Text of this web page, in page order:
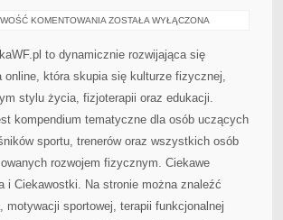
KOMENTOWANIA HISTORIA
ZOSTAŁA WYŁĄCZONA
to dynamicznie rozwijająca się
online, która skupia się kulturze fizycznej,
stylu życia, fizjoterapii oraz edukacji.
kompendium tematyczne dla osób uczących
sportu, trenerów oraz wszystkich osób
rozwojem fizycznym. Ciekawe
i Ciekawostki. Na stronie można znaleźć
sportowej, terapii funkcjonalnej